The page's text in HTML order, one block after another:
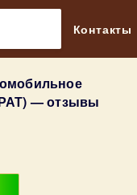
Контакты
— отзывы